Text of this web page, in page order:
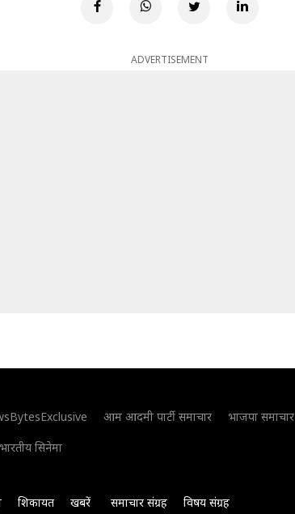
ADVERTISEMENT
आम आदमी पार्टी समाचार भाजपा समाचार
सिनेमा
शिकायत खबरें समाचार संग्रह विषय संग्रह